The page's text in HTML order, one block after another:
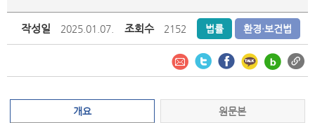
작성일 2025.01.07. 조회수 2152 법률 환경·보건법
개요 원문본